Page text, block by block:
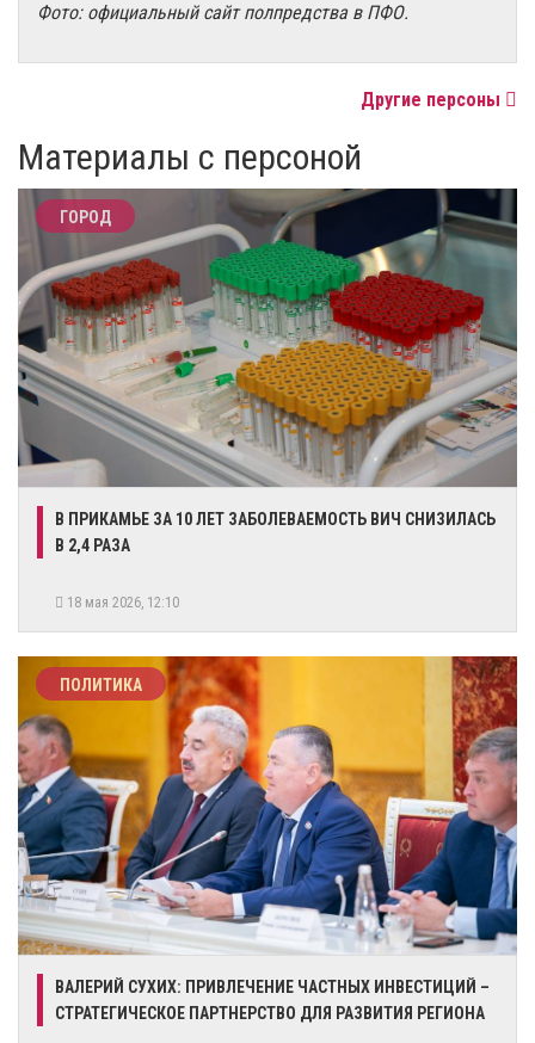
Фото: официальный сайт полпредства в ПФО.
Другие персоны
Материалы с персоной
ГОРОД
В ПРИКАМЬЕ ЗА 10 ЛЕТ ЗАБОЛЕВАЕМОСТЬ ВИЧ СНИЗИЛАСЬ
В 2,4 РАЗА
18 мая 2026, 12:10
ПОЛИТИКА
ВАЛЕРИЙ СУХИХ: ПРИВЛЕЧЕНИЕ ЧАСТНЫХ ИНВЕСТИЦИЙ –
СТРАТЕГИЧЕСКОЕ ПАРТНЕРСТВО ДЛЯ РАЗВИТИЯ РЕГИОНА